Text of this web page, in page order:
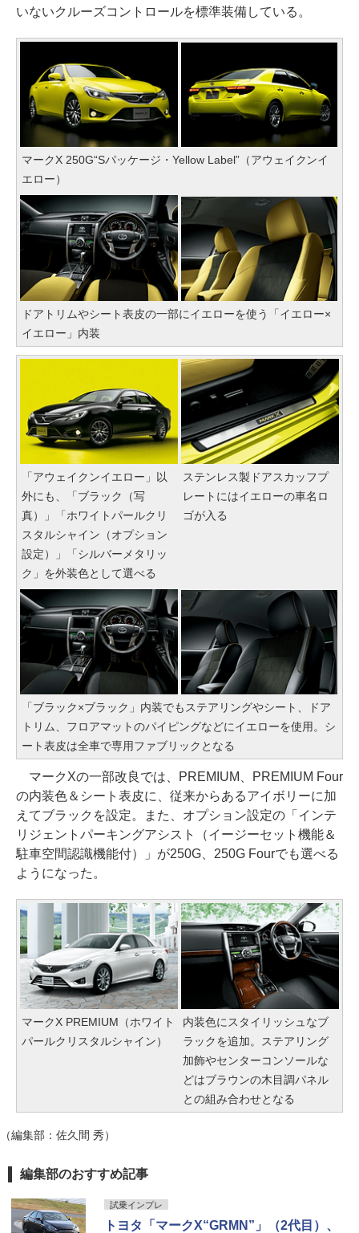
いないクルーズコントロールを標準装備している。
マークX 250G“Sパッケージ・Yellow Label”（アウェイクンイ
エロー）
ドアトリムやシート表皮の一部にイエローを使う「イエロー×
イエロー」内装
「アウェイクンイエロー」以
外にも、「ブラック（写
真）」「ホワイトパールクリ
スタルシャイン（オプション
設定）」「シルバーメタリッ
ク」を外装色として選べる
ステンレス製ドアスカッフプ
レートにはイエローの車名ロ
ゴが入る
「ブラック×ブラック」内装でもステアリングやシート、ドア
トリム、フロアマットのパイピングなどにイエローを使用。シ
ート表皮は全車で専用ファブリックとなる
マークXの一部改良では、PREMIUM、PREMIUM Four
の内装色＆シート表皮に、従来からあるアイボリーに加
えてブラックを設定。また、オプション設定の「インテ
リジェントパーキングアシスト（イージーセット機能＆
駐車空間認識機能付）」が250G、250G Fourでも選べる
ようになった。
マークX PREMIUM（ホワイト
パールクリスタルシャイン）
内装色にスタイリッシュなブ
ラックを追加。ステアリング
加飾やセンターコンソールな
どはブラウンの木目調パネル
との組み合わせとなる
（編集部：佐久間 秀）
編集部のおすすめ記事
試乗インプレ
トヨタ「マークX“GRMN”」（2代目）、